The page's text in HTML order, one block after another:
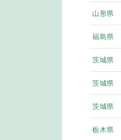
山形県
福島県
茨城県
茨城県
茨城県
栃木県